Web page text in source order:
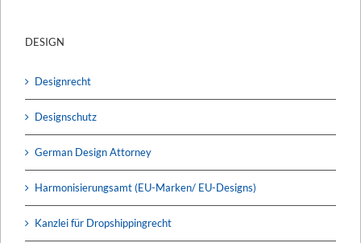
DESIGN
Designrecht
Designschutz
German Design Attorney
Harmonisierungsamt (EU-Marken/ EU-Designs)
Kanzlei für Dropshippingrecht